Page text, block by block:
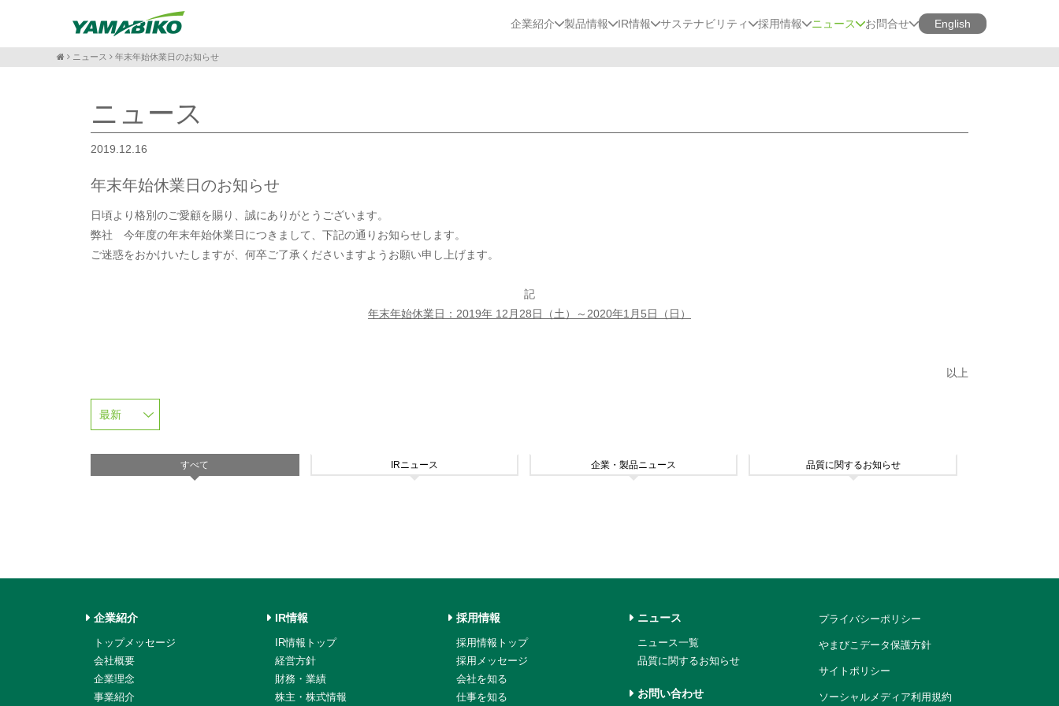
企業紹介 製品情報 IR情報 サステナビリティ 採用情報 ニュース お問合せ English
ニュース 年末年始休業日のお知らせ
ニュース
2019.12.16
年末年始休業日のお知らせ
日頃より格別のご愛顧を賜り、誠にありがとうございます。
弊社 今年度の年末年始休業日につきまして、下記の通りお知らせします。
ご迷惑をおかけいたしますが、何卒ご了承くださいますようお願い申し上げます。
記
年末年始休業日：2019年 12月28日（土）～2020年1月5日（日）
以上
すべて IRニュース 企業・製品ニュース 品質に関するお知らせ
企業紹介
トップメッセージ
会社概要
企業理念
事業紹介
IR情報
IR情報トップ
経営方針
財務・業績
株主・株式情報
採用情報
採用情報トップ
採用メッセージ
会社を知る
仕事を知る
ニュース
ニュース一覧
品質に関するお知らせ
お問い合わせ
プライバシーポリシー
やまびこデータ保護方針
サイトポリシー
ソーシャルメディア利用規約